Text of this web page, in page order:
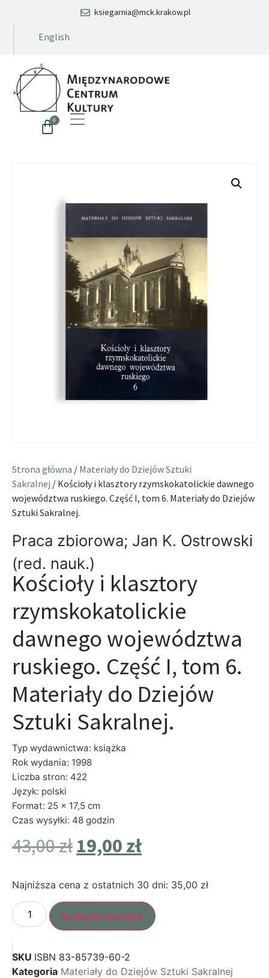
ksiegarnia@mck.krakow.pl
English
0
Strona główna / Materiały do Dziejów Sztuki
Sakralnej / Kościoły i klasztory rzymskokatolickie dawnego
województwa ruskiego. Część I, tom 6. Materiały do Dziejów
Sztuki Sakralnej.
Praca zbiorowa; Jan K. Ostrowski
(red. nauk.)
Kościoły i klasztory
rzymskokatolickie
dawnego województwa
ruskiego. Część I, tom 6.
Materiały do Dziejów
Sztuki Sakralnej.
Typ wydawnictwa: książka
Rok wydania: 1998
Liczba stron: 422
Język: polski
Format: 25 x 17,5 cm
Czas wysyłki: 48 godzin
43,00zł 19,00 zł
Najniższa cena z ostatnich 30 dni: 35,00 zł
Dodaj do koszyka
SKU ISBN 83-85739-60-2
Kategoria Materiały do Dziejów Sztuki Sakralnej